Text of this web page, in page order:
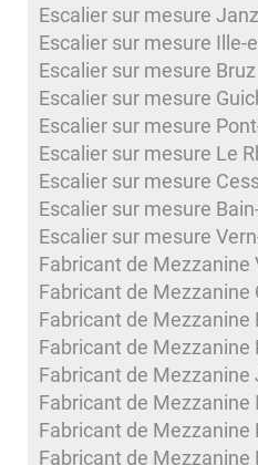
Escalier sur mesure
Escalier sur mesure Ille-
Escalier sur mesure Bruz
Escalier sur mesure
Escalier sur mesure
Escalier sur mesure Le
Escalier sur mesure
Escalier sur mesure
Escalier sur mesure
Fabricant de Mezzanine
Fabricant de Mezzanine
Fabricant de Mezzanine
Fabricant de Mezzanine
Fabricant de Mezzanine
Fabricant de Mezzanine
Fabricant de Mezzanine
Fabricant de Mezzanine